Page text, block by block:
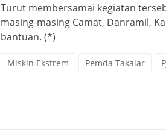
Turut membersamai kegiatan
masing-masing Camat, Danramil,
bantuan. (*)
Miskin Ekstrem Pemda Takalar